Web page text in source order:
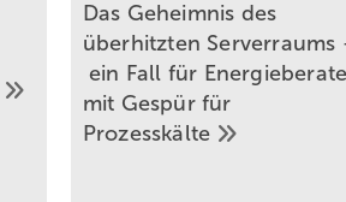
Das Geheimnis des
überhitzten Serverraums
ein Fall für
mit Gespür für
Prozesskälte